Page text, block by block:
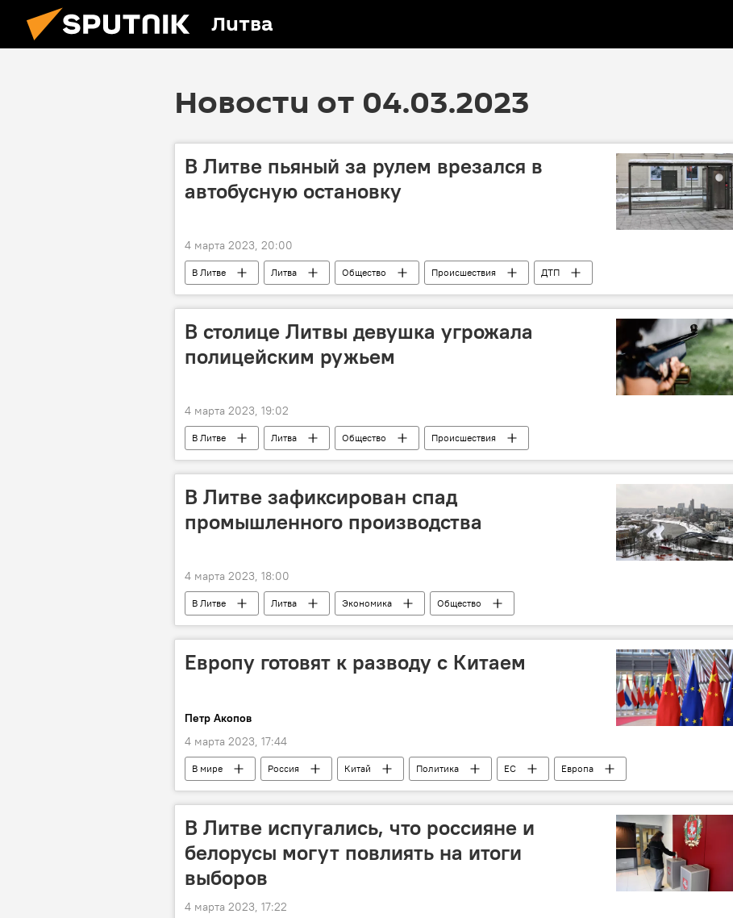
Литва
Новости от 04.03.2023
В Литве пьяный за рулем врезался в
автобусную остановку
4 марта 2023, 20:00
В Литве Литва Общество Происшествия ДТП
В столице Литвы девушка угрожала
полицейским ружьем
4 марта 2023, 19:02
В Литве Литва Общество Происшествия
В Литве зафиксирован спад
промышленного производства
4 марта 2023, 18:00
В Литве Литва Экономика Общество
Европу готовят к разводу с Китаем
Петр Акопов
4 марта 2023, 17:44
В мире Россия Китай Политика ЕС
Европа
Экономика
США Украина
В Литве испугались, что россияне и
белорусы могут повлиять на итоги
выборов
4 марта 2023, 17:22